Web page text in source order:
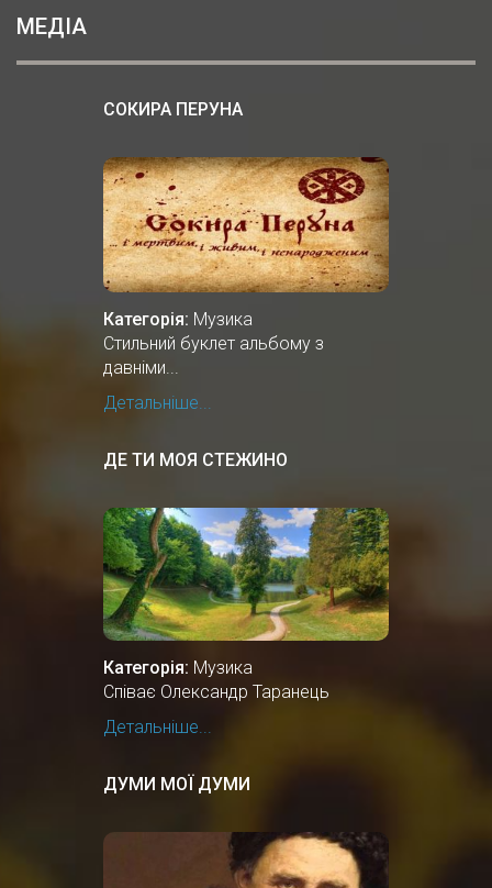
МЕДІА
СОКИРА ПЕРУНА
Категорія: Музика
Стильний буклет альбому з
давніми...
Детальніше...
ДЕ ТИ МОЯ СТЕЖИНО
Категорія: Музика
Співає Олександр Таранець
Детальніше...
ДУМИ МОЇ ДУМИ